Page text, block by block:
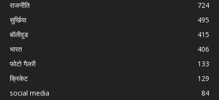
राजनीति
724
सुर्खिया
495
बॉलीवुड
415
भारत
406
फोटो गैलरी
133
क्रिकेट
129
social media
84